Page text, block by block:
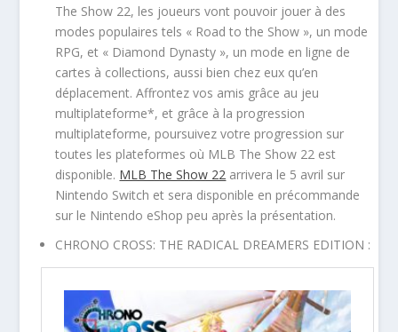
The Show 22, les joueurs vont pouvoir jouer à des
modes populaires tels « Road to the Show », un mode
RPG, et « Diamond Dynasty », un mode en ligne de
cartes à collections, aussi bien chez eux qu’en
déplacement. Affrontez vos amis grâce au jeu
multiplateforme*, et grâce à la progression
multiplateforme, poursuivez votre progression sur
toutes les plateformes où MLB The Show 22 est
disponible. MLB The Show 22 arrivera le 5 avril sur
Nintendo Switch et sera disponible en précommande
sur le Nintendo eShop peu après la présentation.
CHRONO CROSS: THE RADICAL DREAMERS EDITION :